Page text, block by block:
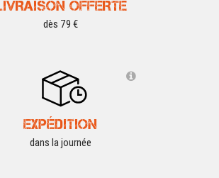
OFFERTE
dès 79 €
EXPÉDITION
dans la journée